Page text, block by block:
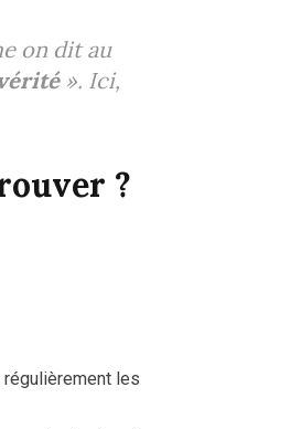
on dit au
». Ici,
?
les